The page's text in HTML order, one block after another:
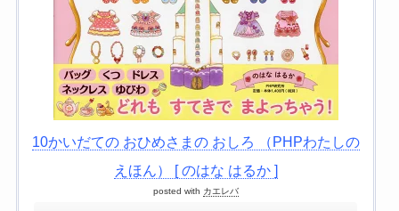
10かいだての おひめさまの おしろ （PHPわたしの
えほん） [ のはな はるか ]
posted with カエレバ